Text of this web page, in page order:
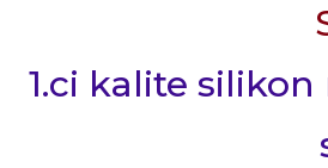
1.ci kalite